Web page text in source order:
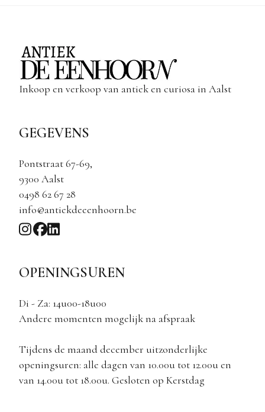
Inkoop en verkoop van antiek en curiosa in Aalst
GEGEVENS
Pontstraat 67-69,
9300 Aalst
0498 62 67 28
info@antiekdeeenhoorn.be
OPENINGSUREN
Di - Za: 14u00-18u00
Andere momenten mogelijk na afspraak
Tijdens de maand december uitzonderlijke
openingsuren: alle dagen van 10.00u tot 12.00u en
van 14.00u tot 18.00u. Gesloten op Kerstdag